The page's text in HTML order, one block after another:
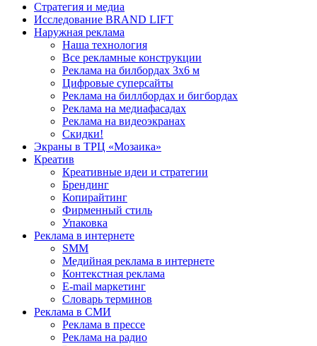
Стратегия и медиа
Исследование BRAND LIFT
Наружная реклама
Наша технология
Все рекламные конструкции
Реклама на билбордах 3х6 м
Цифровые суперсайты
Реклама на биллбордах и бигбордах
Реклама на медиафасадах
Реклама на видеоэкранах
Скидки!
Экраны в ТРЦ «Мозаика»
Креатив
Креативные идеи и стратегии
Брендинг
Копирайтинг
Фирменный стиль
Упаковка
Реклама в интернете
SMM
Медийная реклама в интернете
Контекстная реклама
E-mail маркетинг
Словарь терминов
Реклама в СМИ
Реклама в прессе
Реклама на радио